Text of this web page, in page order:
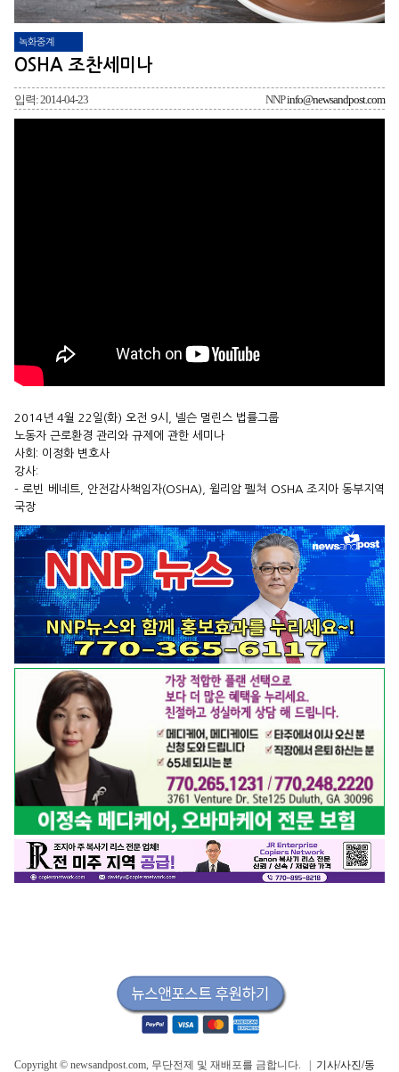
녹화중계
OSHA 조찬세미나
입력: 2014-04-23 NNPinfo@newsandpost.com
2014년 4월 22일(화) 오전 9시, 넬슨 멀린스 법률그룹
노동자 근로환경 관리와 규제에 관한 세미나
사회: 이정화 변호사
강사:
- 로빈 베네트, 안전감사책임자(OSHA), 윌리암 펠쳐 OSHA 조지아 동부지역
국장
Copyright © newsandpost.com, 무단전제 및 재배포를 금합니다. | 기사/사진/동